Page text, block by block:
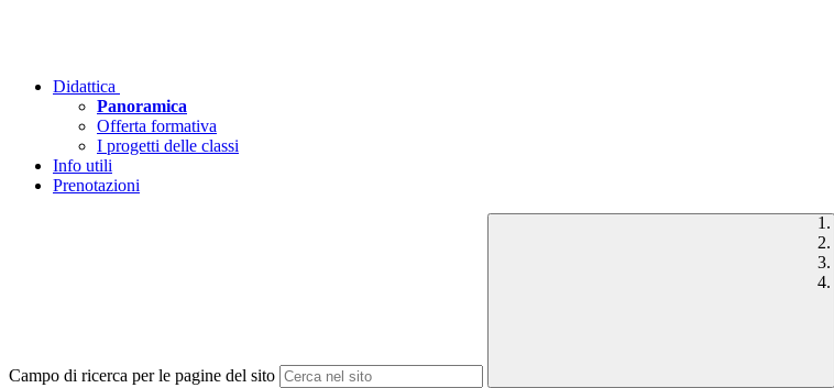
Didattica
Panoramica
Offerta formativa
I progetti delle classi
Info utili
Prenotazioni
Campo di ricerca per le pagine del sito